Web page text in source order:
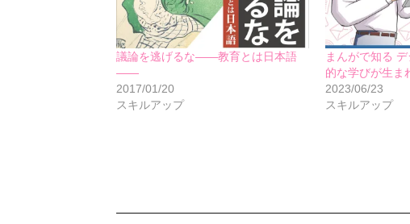
議論を逃げるな――教育とは日本語
――
2017/01/20
スキルアップ
まんがで知る
的な学びが生ま
2023/06/23
スキルアップ